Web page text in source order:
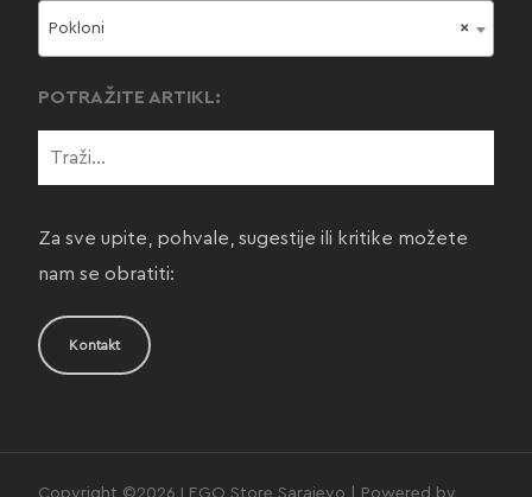
×
Pokloni
POTRAŽITE ARTIKL:
Za sve upite, pohvale, sugestije ili kritike možete
nam se obratiti:
Kontakt
Copyright ©2026 LEGO Store Sarajevo | Powered by